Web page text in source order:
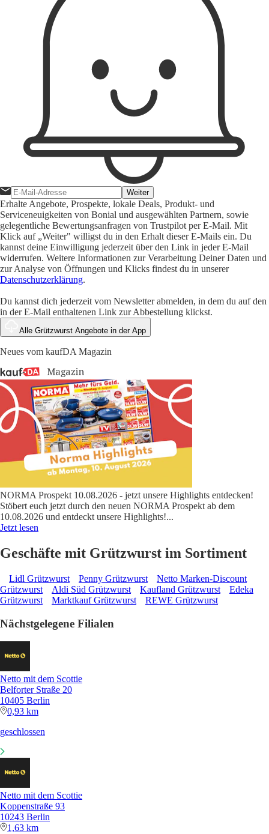
Weiter
Erhalte Angebote, Prospekte, lokale Deals, Produkt- und
Serviceneuigkeiten von Bonial und ausgewählten Partnern, sowie
gelegentliche Bewertungsanfragen von Trustpilot per E-Mail. Mit
Klick auf „Weiter" willigst du in den Erhalt dieser E-Mails ein. Du
kannst deine Einwilligung jederzeit über den Link in jeder E-Mail
widerrufen. Weitere Informationen zur Verarbeitung Deiner Daten und
zur Analyse von Öffnungen und Klicks findest du in unserer
Datenschutzerklärung.
Du kannst dich jederzeit vom Newsletter abmelden, in dem du auf den
in der E-Mail enthaltenen Link zur Abbestellung klickst.
Alle Grützwurst Angebote in der App
Neues vom kaufDA Magazin
NORMA Prospekt 10.08.2026 - jetzt unsere Highlights entdecken!
Stöbert euch jetzt durch den neuen NORMA Prospekt ab dem
10.08.2026 und entdeckt unsere Highlights!...
Jetzt lesen
Geschäfte mit Grützwurst im Sortiment
Lidl Grützwurst Penny Grützwurst
Netto Marken-Discount
Grützwurst
Aldi Süd Grützwurst Kaufland Grützwurst
Edeka
Grützwurst
Marktkauf Grützwurst REWE Grützwurst
Nächstgelegene Filialen
Netto mit dem Scottie
Belforter Straße 20
10405 Berlin
0,93 km
geschlossen
Netto mit dem Scottie
Koppenstraße 93
10243 Berlin
1,63 km